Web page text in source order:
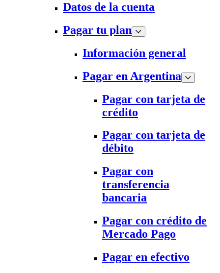
Datos de la cuenta
Pagar tu plan
Información general
Pagar en Argentina
Pagar con tarjeta de
crédito
Pagar con tarjeta de
débito
Pagar con
transferencia
bancaria
Pagar con crédito de
Mercado Pago
Pagar en efectivo